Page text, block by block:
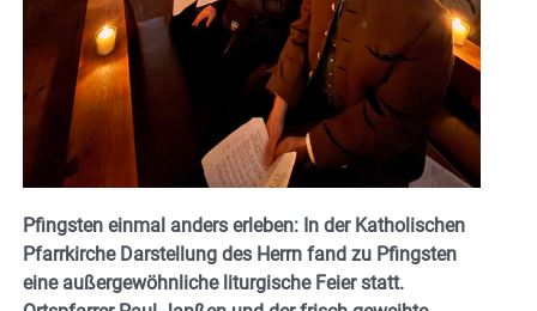
Pfingsten einmal anders erleben: In der Katholischen
Pfarrkirche Darstellung des Herrn fand zu Pfingsten
eine außergewöhnliche liturgische Feier statt.